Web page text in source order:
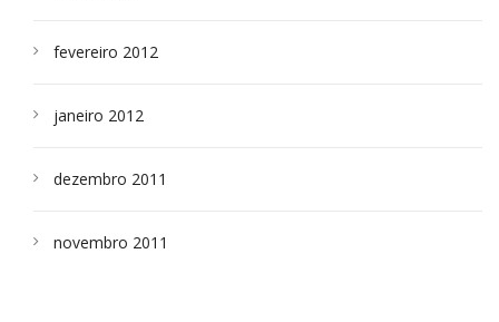
fevereiro 2012
janeiro 2012
dezembro 2011
novembro 2011